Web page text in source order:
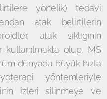
yönelik) tedavi
atak belirtilerin
atak sıklığının
kullanılmakta olup, MS
dünyada büyük hızla
yöntemleriyle
izleri silinmeye ve